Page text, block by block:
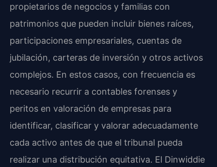
propietarios de negocios y familias con
patrimonios que pueden incluir bienes raíces,
participaciones empresariales, cuentas de
jubilación, carteras de inversión y otros activos
complejos. En estos casos, con frecuencia es
necesario recurrir a contables forenses y
peritos en valoración de empresas para
identificar, clasificar y valorar adecuadamente
cada activo antes de que el tribunal pueda
realizar una distribución equitativa. El Dinwiddie